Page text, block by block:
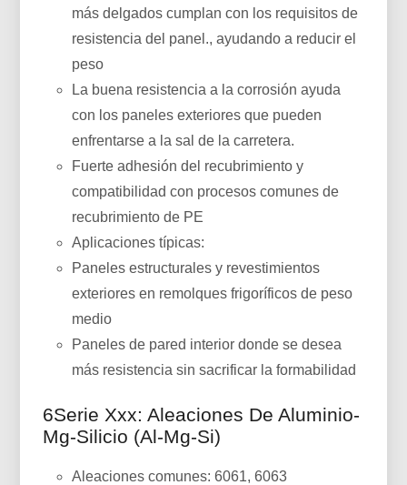
más delgados cumplan con los requisitos de
resistencia del panel., ayudando a reducir el
peso
La buena resistencia a la corrosión ayuda
con los paneles exteriores que pueden
enfrentarse a la sal de la carretera.
Fuerte adhesión del recubrimiento y
compatibilidad con procesos comunes de
recubrimiento de PE
Aplicaciones típicas:
Paneles estructurales y revestimientos
exteriores en remolques frigoríficos de peso
medio
Paneles de pared interior donde se desea
más resistencia sin sacrificar la formabilidad
6Serie Xxx: Aleaciones De Aluminio-
Mg-Silicio (Al-Mg-Si)
Aleaciones comunes: 6061, 6063